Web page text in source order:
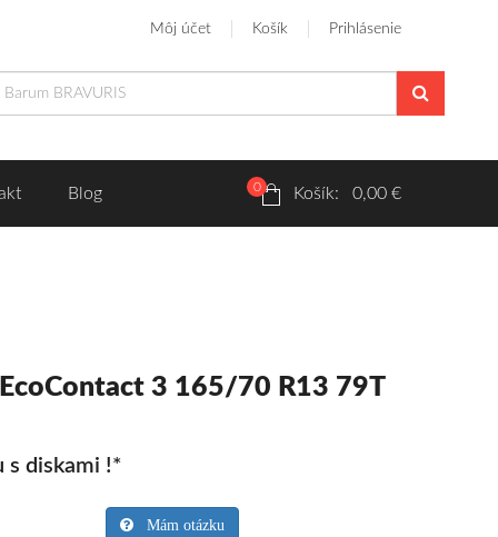
Môj účet Košík Prihlásenie
Blog 0 Košík: 0,00 €
3 165/70 R13 79T
s diskami !*
Mám otázku